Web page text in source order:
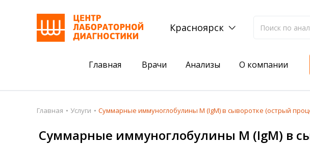
Красноярск
Главная Врачи Анализы О компании
Пациентам
Акции
Акции
Комплексный анализ на
Главная Услуги Суммарные иммуноглобулины M (IgM) в сыворотке (острый
Суммарные иммуноглобулины M (IgM) в